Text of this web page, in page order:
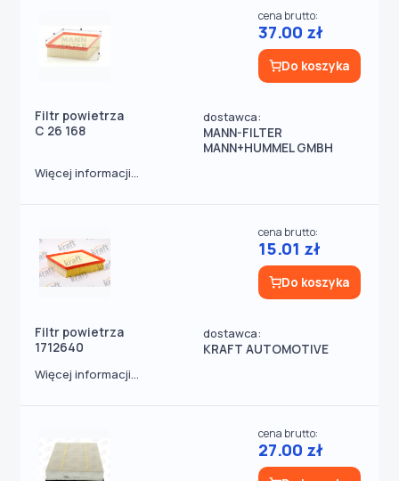
Filtr powietrza
C 26 168
dostawca:
MANN-FILTER
MANN+HUMMEL GMBH
cena brutto:
37.00 zł
Do koszyka
Więcej informacji...
Filtr powietrza
1712640
dostawca:
KRAFT AUTOMOTIVE
cena brutto:
15.01 zł
Do koszyka
Więcej informacji...
cena brutto:
27.00 zł